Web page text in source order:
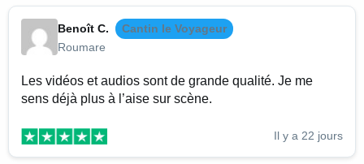
Benoît C.
Cantin le Voyageur
Roumare
Les vidéos et audios sont de grande qualité. Je me
sens déjà plus à l’aise sur scène.
Il y a 22 jours